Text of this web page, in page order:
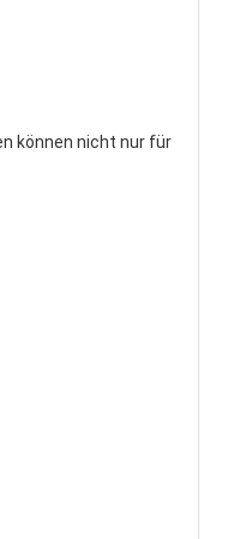
können nicht nur für